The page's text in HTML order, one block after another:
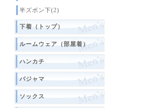
半ズボン下(2)
下着（トップ）
ルームウェア（部屋着）
ハンカチ
パジャマ
ソックス